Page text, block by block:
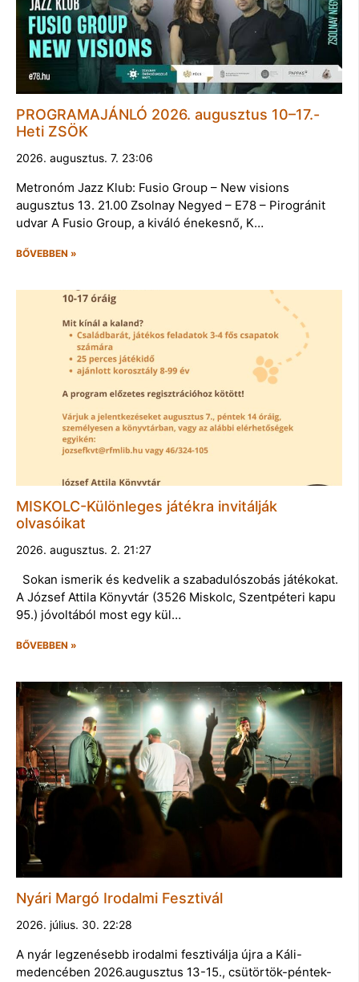
PROGRAMAJÁNLÓ 2026. augusztus 10–17.-
Heti ZSÖK
2026. augusztus. 7. 23:06
Metronóm Jazz Klub: Fusio Group – New visions
augusztus 13. 21.00 Zsolnay Negyed – E78 – Pirogránit
udvar A Fusio Group, a kiváló énekesnő, K…
BŐVEBBEN »
MISKOLC-Különleges játékra invitálják
olvasóikat
2026. augusztus. 2. 21:27
Sokan ismerik és kedvelik a szabadulószobás játékokat.
A József Attila Könyvtár (3526 Miskolc, Szentpéteri kapu
95.) jóvoltából most egy kül…
BŐVEBBEN »
Nyári Margó Irodalmi Fesztivál
2026. július. 30. 22:28
A nyár legzenésebb irodalmi fesztiválja újra a Káli-
medencében 2026.augusztus 13-15., csütörtök-péntek-